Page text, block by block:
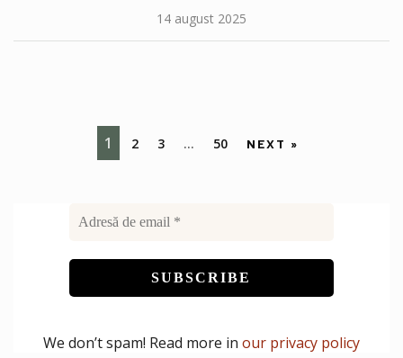
14 august 2025
1 2 3 … 50 NEXT »
We don’t spam! Read more in our privacy policy